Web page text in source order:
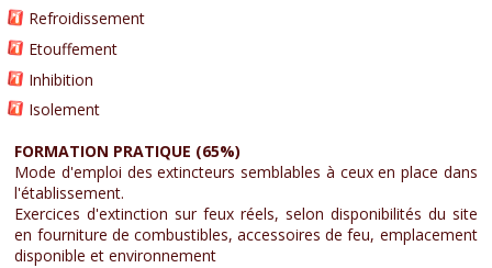
Refroidissement
Etouffement
Inhibition
Isolement
FORMATION PRATIQUE (65%)
Mode d'emploi des extincteurs semblables à ceux en place dans
l'établissement.
Exercices d'extinction sur feux réels, selon disponibilités du site
en fourniture de combustibles, accessoires de feu, emplacement
disponible et environnement